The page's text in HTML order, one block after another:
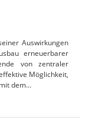
Auswirkungen
erneuerbarer
von zentraler
Möglichkeit,
dem…